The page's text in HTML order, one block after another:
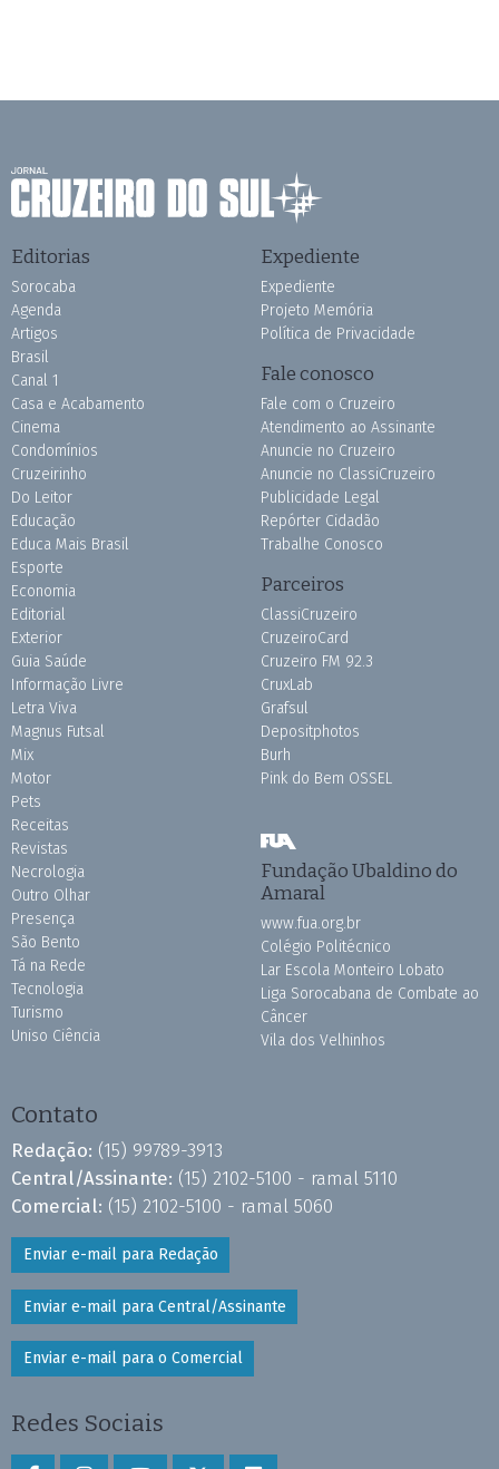
Editorias
Sorocaba
Agenda
Artigos
Brasil
Canal 1
Casa e Acabamento
Cinema
Condomínios
Cruzeirinho
Do Leitor
Educação
Educa Mais Brasil
Esporte
Economia
Editorial
Exterior
Guia Saúde
Informação Livre
Letra Viva
Magnus Futsal
Mix
Motor
Pets
Receitas
Revistas
Necrologia
Outro Olhar
Presença
São Bento
Tá na Rede
Tecnologia
Turismo
Uniso Ciência
Expediente
Expediente
Projeto Memória
Política de Privacidade
Fale conosco
Fale com o Cruzeiro
Atendimento ao Assinante
Anuncie no Cruzeiro
Anuncie no ClassiCruzeiro
Publicidade Legal
Repórter Cidadão
Trabalhe Conosco
Parceiros
ClassiCruzeiro
CruzeiroCard
Cruzeiro FM 92.3
CruxLab
Grafsul
Depositphotos
Burh
Pink do Bem OSSEL
Fundação Ubaldino do
Amaral
www.fua.org.br
Colégio Politécnico
Lar Escola Monteiro Lobato
Liga Sorocabana de Combate ao
Câncer
Vila dos Velhinhos
Contato
Redação: (15) 99789-3913
Central/Assinante: (15) 2102-5100 - ramal 5110
Comercial: (15) 2102-5100 - ramal 5060
Enviar e-mail para Redação
Enviar e-mail para Central/Assinante
Enviar e-mail para o Comercial
Redes Sociais